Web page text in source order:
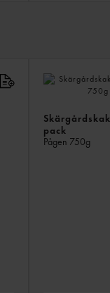
pack
Pågen 750g